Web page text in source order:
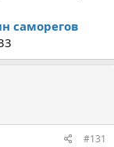
саморегов
#131